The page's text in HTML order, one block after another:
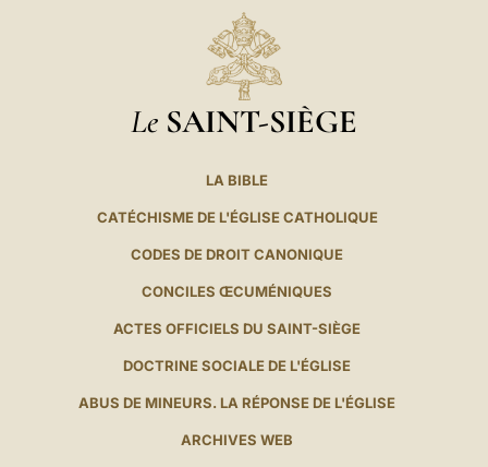
Le SAINT-SIÈGE
LA BIBLE
CATÉCHISME DE L'ÉGLISE CATHOLIQUE
CODES DE DROIT CANONIQUE
CONCILES ŒCUMÉNIQUES
ACTES OFFICIELS DU SAINT-SIÈGE
DOCTRINE SOCIALE DE L'ÉGLISE
ABUS DE MINEURS. LA RÉPONSE DE L'ÉGLISE
ARCHIVES WEB